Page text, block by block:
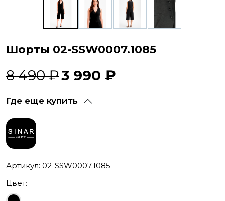
Шорты 02-SSW0007.1085
8 490 ₽3 990 ₽
Где еще купить
Артикул: 02-SSW0007.1085
Цвет: